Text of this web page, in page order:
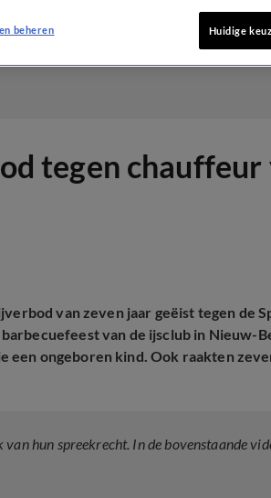
tegen
van zeven jaar geëist tegen de
van de ijsclub in Nieuw-
een ongeboren kind. Ook raakten
hun spreekrecht. In de bovenstaande
beheren Huidige